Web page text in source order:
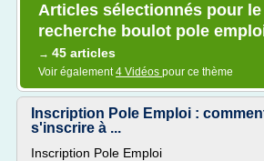
Articles sélectionnés pour le
recherche boulot pole
→ 45 articles
Voir également4 Vidéos pour ce thème
Inscription Pole Emploi :
s'inscrire à ...
Inscription Pole Emploi